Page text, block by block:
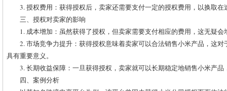
3. 授权费用：获得授权后，卖家还需要支付一定的授权费用，以换取
三、授权对卖家的影响
1. 成本增加：虽然获得了授权，但卖家需要支付相应的费用，这无疑会
2. 市场竞争力提升：获得授权意味着卖家可以合法销售小米产品，这
具有重要意义。
3. 长期收益保障：一旦获得授权，卖家就可以长期稳定地销售小米产品
四、案例分析